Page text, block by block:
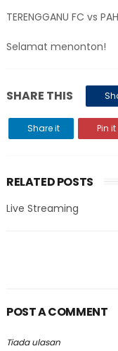
TERENGGANU FC vs
Selamat menonton!
SHARE THIS
Share it Pin it
RELATED POSTS
Live Streaming
POST A COMMENT
Tiada ulasan